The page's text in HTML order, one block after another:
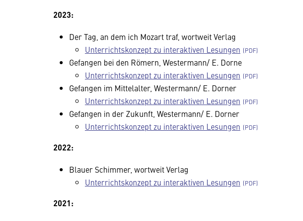
2023:
Der Tag, an dem ich Mozart traf, wortweit Verlag
Unterrichtskonzept zu interaktiven Lesungen
Gefangen bei den Römern, Westermann/ E. Dorne
Unterrichtskonzept zu interaktiven Lesungen
Gefangen im Mittelalter, Westermann/ E. Dorner
Unterrichtskonzept zu interaktiven Lesungen
Gefangen in der Zukunft, Westermann/ E. Dorner
Unterrichtskonzept zu interaktiven Lesungen
2022:
Blauer Schimmer, wortweit Verlag
Unterrichtskonzept zu interaktiven Lesungen
2021: